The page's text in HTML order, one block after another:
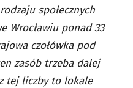
społecznych
Wrocławiu ponad 33
czołówka pod
zasób trzeba dalej
tej liczby to lokale